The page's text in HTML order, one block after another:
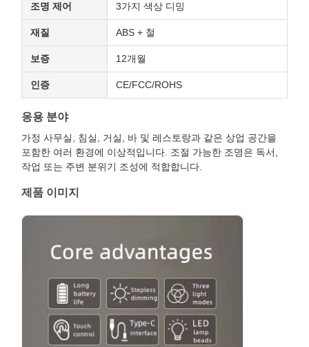
조명 제어 3가지 색상 디밍
재질 ABS + 철
보증 12개월
인증 CE/FCC/ROHS
응용 분야
가정 사무실, 침실, 거실, 바 및 레스토랑과 같은 상업 공간을
포함한 여러 환경에 이상적입니다. 조절 가능한 조명은 독서,
작업 또는 주변 분위기 조성에 적합합니다.
제품 이미지